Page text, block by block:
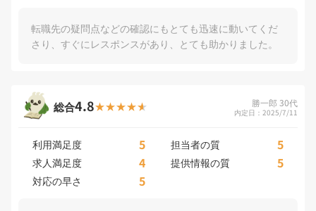
転職先の疑問点などの確認にもとても迅速に動いてくだ
さり、すぐにレスポンスがあり、とても助かりました。
総合4.8 勝一郎 30代
内定日：2025/7/11
利用満足度 5 担当者の質 5
求人満足度 4 提供情報の質 5
対応の早さ 5